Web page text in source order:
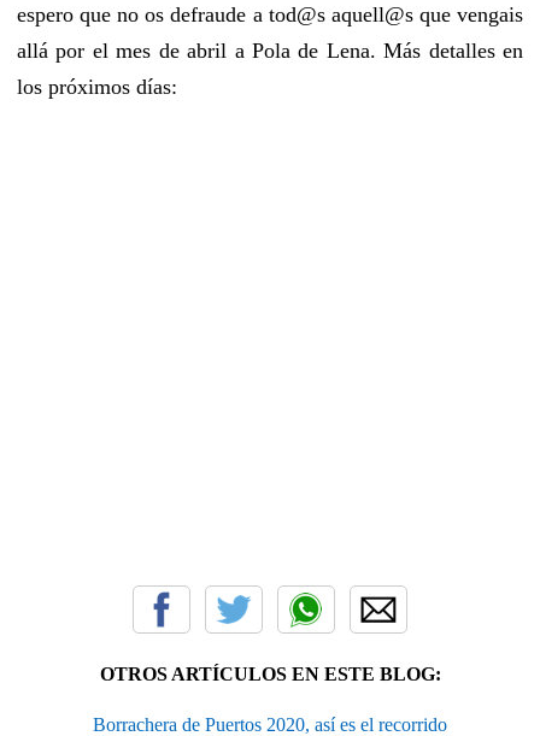
espero que no os defraude a tod@s aquell@s que vengais
allá por el mes de abril a Pola de Lena. Más detalles en
los próximos días:
OTROS ARTÍCULOS EN ESTE BLOG:
Borrachera de Puertos 2020, así es el recorrido